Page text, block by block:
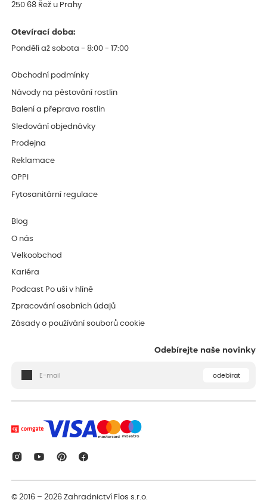
250 68 Řež u Prahy
Otevírací doba:
Pondělí až sobota - 8:00 - 17:00
Obchodní podmínky
Návody na pěstování rostlin
Balení a přeprava rostlin
Sledování objednávky
Prodejna
Reklamace
OPPI
Fytosanitární regulace
Blog
O nás
Velkoobchod
Kariéra
Podcast Po uši v hlíně
Zpracování osobních údajů
Zásady o používání souborů cookie
Odebírejte naše novinky
odebírat
© 2016 – 2026Zahradnictví Flos s.r.o.